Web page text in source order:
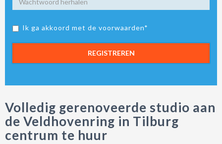
Ik ga akkoord met de voorwaarden*
REGISTREREN
Volledig gerenoveerde studio aan
de Veldhovenring in Tilburg
centrum te huur